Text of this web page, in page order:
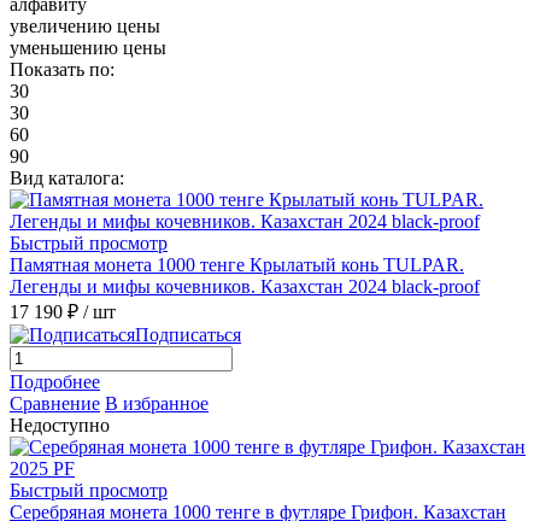
увеличению цены
уменьшению цены
Показать по:
30
30
60
90
Вид каталога:
Быстрый просмотр
Памятная монета 1000 тенге Крылатый конь TULPAR.
Легенды и мифы кочевников. Казахстан 2024 black-proof
17 190 ₽ / шт
Подписаться
Подробнее
Сравнение В избранное
Недоступно
Быстрый просмотр
Серебряная монета 1000 тенге в футляре Грифон. Казахстан